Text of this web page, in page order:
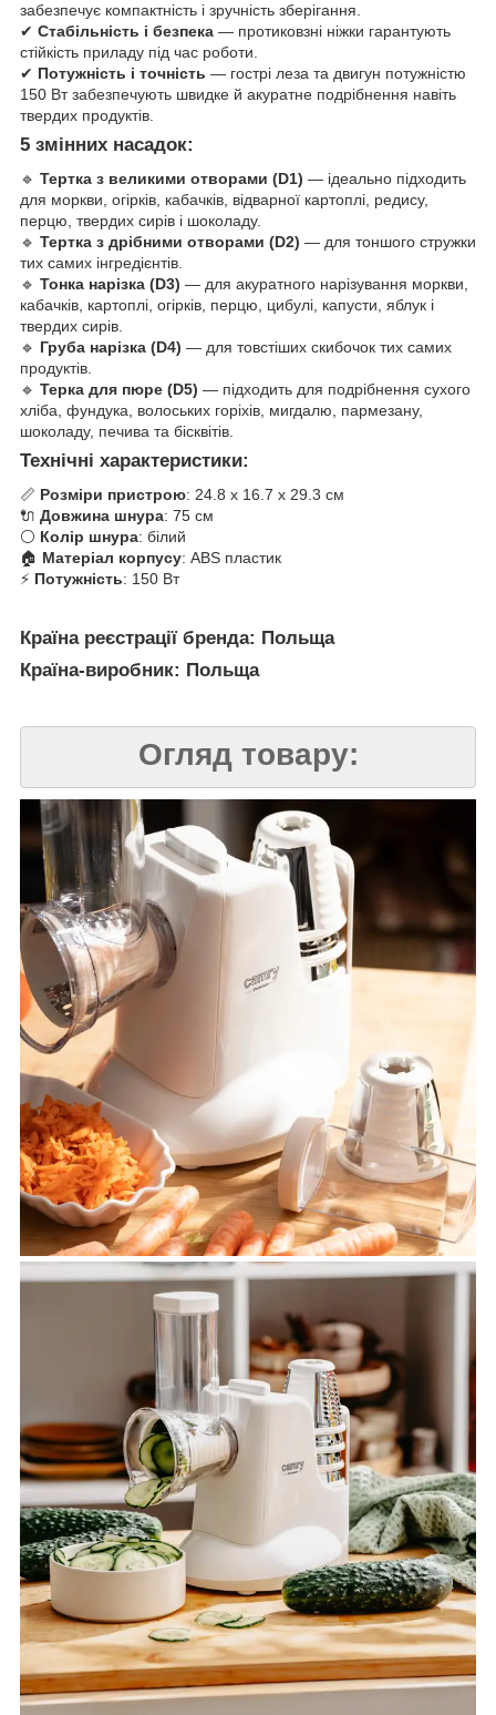
забезпечує компактність і зручність зберігання.
✔ Стабільність і безпека — протиковзні ніжки гарантують
стійкість приладу під час роботи.
✔ Потужність і точність — гострі леза та двигун потужністю
150 Вт забезпечують швидке й акуратне подрібнення навіть
твердих продуктів.
5 змінних насадок:
🔹 Тертка з великими отворами (D1) — ідеально підходить
для моркви, огірків, кабачків, відварної картоплі, редису,
перцю, твердих сирів і шоколаду.
🔹 Тертка з дрібними отворами (D2) — для тоншого стружки
тих самих інгредієнтів.
🔹 Тонка нарізка (D3) — для акуратного нарізування моркви,
кабачків, картоплі, огірків, перцю, цибулі, капусти, яблук і
твердих сирів.
🔹 Груба нарізка (D4) — для товстіших скибочок тих самих
продуктів.
🔹 Терка для пюре (D5) — підходить для подрібнення сухого
хліба, фундука, волоських горіхів, мигдалю, пармезану,
шоколаду, печива та бісквітів.
Технічні характеристики:
📏 Розміри пристрою: 24.8 x 16.7 x 29.3 см
🔌 Довжина шнура: 75 см
⚪ Колір шнура: білий
🏠 Матеріал корпусу: ABS пластик
⚡ Потужність: 150 Вт
Країна реєстрації бренда: Польща
Країна-виробник: Польща
Огляд товару: